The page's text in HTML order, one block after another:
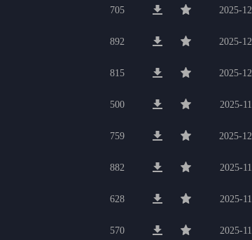
705 2025-
892 2025-
815 2025-
500 2025-
759 2025-
882 2025-
628 2025-
570 2025-